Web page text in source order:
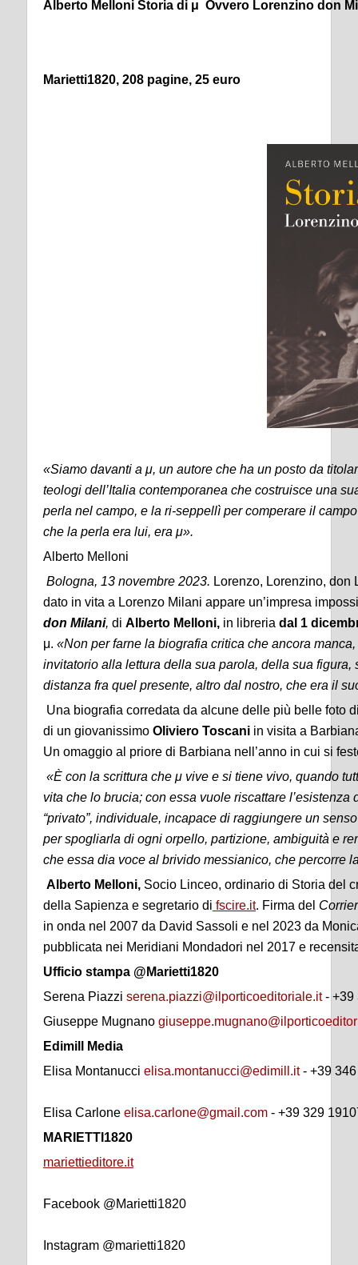
Alberto Melloni Storia di μ Ovvero Lorenzino don
Marietti1820, 208 pagine, 25 euro
«Siamo davanti a μ, un autore che ha un posto da
teologi dell’Italia contemporanea che costruisce una
perla nel campo, e la ri-seppellì per comperare il
che la perla era lui, era μ».
Alberto Melloni
Bologna, 13 novembre 2023. Lorenzo, Lorenzino, don
dato in vita a Lorenzo Milani appare un’impresa
don Milani, di Alberto Melloni, in libreria dal 1
μ. «Non per farne la biografia critica che ancora
invitatorio alla lettura della sua parola, della sua
distanza fra quel presente, altro dal nostro, che era il
Una biografia corredata da alcune delle più belle foto
di un giovanissimo Oliviero Toscani in visita a
Un omaggio al priore di Barbiana nell’anno in cui si
«È con la scrittura che μ vive e si tiene vivo, quando
vita che lo brucia; con essa vuole riscattare
“privato”, individuale, incapace di raggiungere un
per spogliarla di ogni orpello, partizione, ambiguità e
che essa dia voce al brivido messianico, che percorre
Alberto Melloni, Socio Linceo, ordinario di Storia del
della Sapienza e segretario di fscire.it. Firma del
in onda nel 2007 da David Sassoli e nel 2023 da
pubblicata nei Meridiani Mondadori nel 2017 e
Ufficio stampa @Marietti1820
Serena Piazzi serena.piazzi@ilporticoeditoriale.it- +39
Giuseppe Mugnano
Edimill Media
Elisa Montanucci elisa.montanucci@edimill.it- +39
Elisa Carlone elisa.carlone@gmail.com - +39 329
MARIETTI1820
mariettieditore.it
Facebook @Marietti1820
Instagram @marietti1820